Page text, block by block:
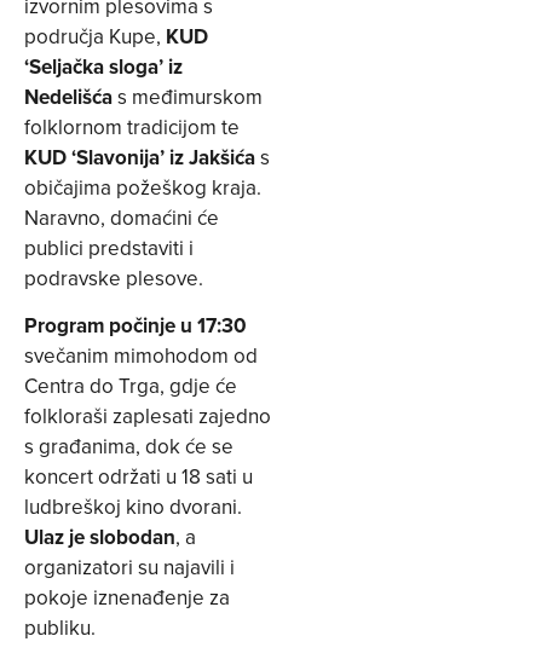
izvornim plesovima s
područja Kupe, KUD
‘Seljačka sloga’ iz
Nedelišćas međimurskom
folklornom tradicijom te
KUD ‘Slavonija’ iz Jakšićas
običajima požeškog kraja.
Naravno, domaćini će
publici predstaviti i
podravske plesove.
Program počinje u 17:30
svečanim mimohodom od
Centra do Trga, gdje će
folkloraši zaplesati zajedno
s građanima, dok će se
koncert održati u 18 sati u
ludbreškoj kino dvorani.
Ulaz je slobodan, a
organizatori su najavili i
pokoje iznenađenje za
publiku.